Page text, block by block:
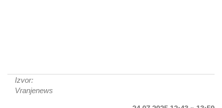
Izvor:
Vranjenews